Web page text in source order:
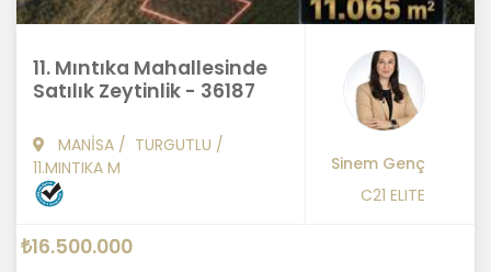
11. Mıntıka Mahallesinde
Satılık Zeytinlik - 36187
MANİSA / TURGUTLU /
11.MINTIKA M
Sinem Genç
C21 ELITE
₺16.500.000